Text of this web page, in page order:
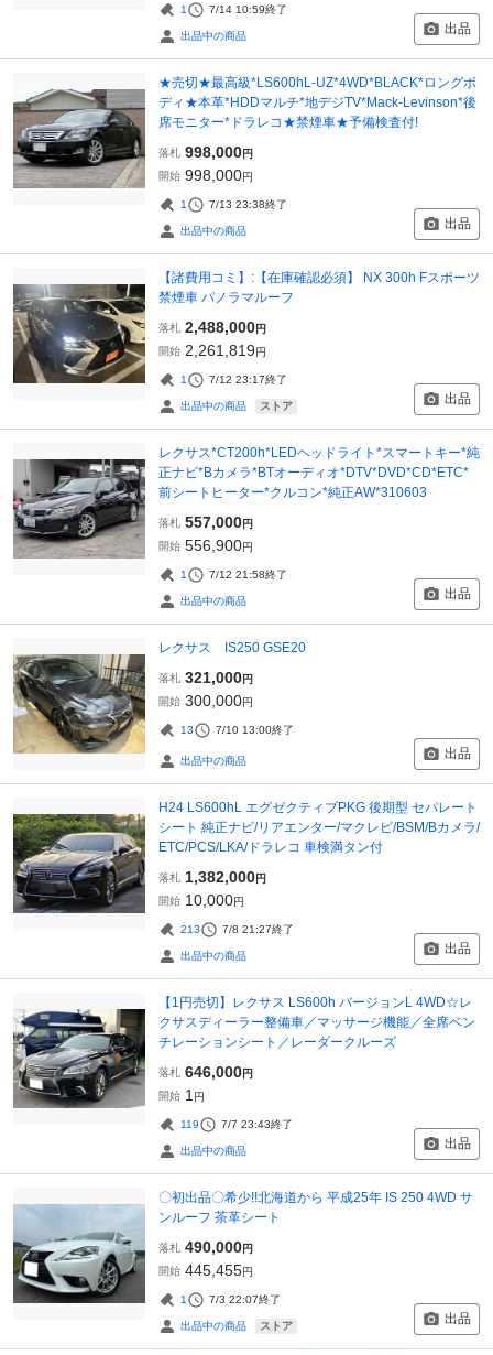
1 7/14 10:59終了
出品中の商品 出品
★売切★最高級*LS600hL-UZ*4WD*BLACK*ロングボ
ディ★本革*HDDマルチ*地デジTV*Mack-Levinson*後
席モニター*ドラレコ★禁煙車★予備検査付!
落札 998,000円
開始 998,000円
1 7/13 23:38終了
出品中の商品 出品
【諸費用コミ】:【在庫確認必須】 NX 300h Fスポーツ
禁煙車 パノラマルーフ
落札 2,488,000円
開始 2,261,819円
1 7/12 23:17終了
出品中の商品 ストア 出品
レクサス*CT200h*LEDヘッドライト*スマートキー*純
正ナビ*Bカメラ*BTオーディオ*DTV*DVD*CD*ETC*
前シートヒーター*クルコン*純正AW*310603
落札 557,000円
開始 556,900円
1 7/12 21:58終了
出品中の商品 出品
レクサス IS250 GSE20
落札 321,000円
開始 300,000円
13 7/10 13:00終了
出品中の商品 出品
H24 LS600hL エグゼクティブPKG 後期型 セパレート
シート 純正ナビ/リアエンター/マクレビ/BSM/Bカメラ/
ETC/PCS/LKA/ドラレコ 車検満タン付
落札 1,382,000円
開始 10,000円
213 7/8 21:27終了
出品中の商品 出品
【1円売切】レクサス LS600h バージョンL 4WD☆レ
クサスディーラー整備車／マッサージ機能／全席ベン
チレーションシート／レーダークルーズ
落札 646,000円
開始 1 円
119 7/7 23:43終了
出品中の商品 出品
〇初出品〇希少!!北海道から 平成25年 IS 250 4WD サ
ンルーフ 茶革シート
落札 490,000円
開始 445,455円
1 7/3 22:07終了
出品中の商品 ストア 出品